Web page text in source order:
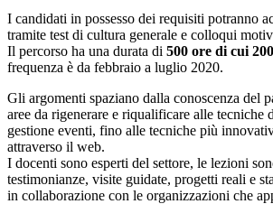
I candidati in possesso dei requisiti potranno
tramite test di cultura generale e colloqui
Il percorso ha una durata di 500 ore di cui
frequenza è da febbraio a luglio 2020.
Gli argomenti spaziano dalla conoscenza del
aree da rigenerare e riqualificare alle tecniche
gestione eventi, fino alle tecniche più
attraverso il web.
I docenti sono esperti del settore, le lezioni
testimonianze, visite guidate, progetti reali e
in collaborazione con le organizzazioni che